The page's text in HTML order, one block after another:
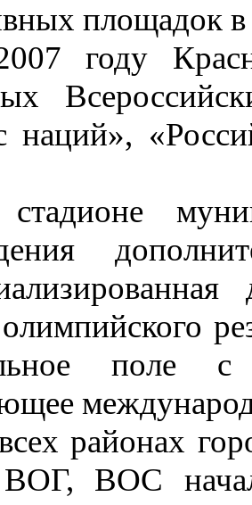
площадок в
году
наций»,
поле с
районах
ВОС